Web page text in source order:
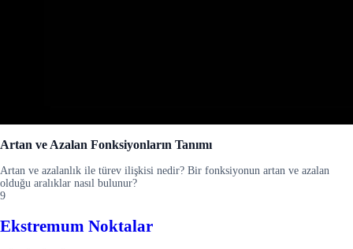
Artan ve Azalan Fonksiyonların Tanımı
Artan ve azalanlık ile türev ilişkisi nedir? Bir fonksiyonun artan ve azalan
olduğu aralıklar nasıl bulunur?
9
Ekstremum Noktalar